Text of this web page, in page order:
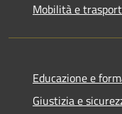
Mobilità e
Educazione e
Giustizia e